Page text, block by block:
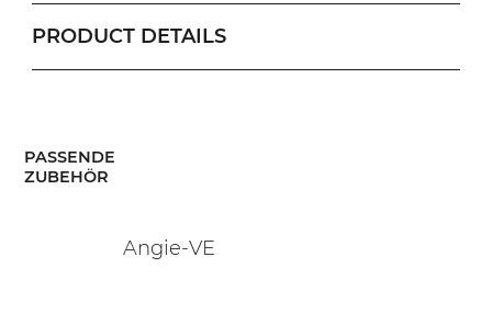
PRODUCT DETAILS
PASSENDE
ZUBEHÖR
Angie-VE